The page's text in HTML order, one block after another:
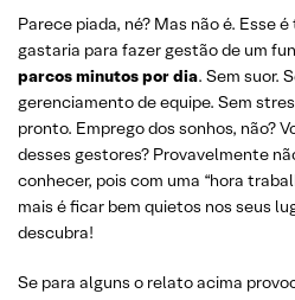
Parece piada, né? Mas não é. Esse
gastaria para fazer gestão de um
parcos minutos por dia. Sem suor.
gerenciamento de equipe. Sem
pronto. Emprego dos sonhos, não?
desses gestores? Provavelmente
conhecer, pois com uma “hora
mais é ficar bem quietos nos seus
descubra!
Se para alguns o relato acima